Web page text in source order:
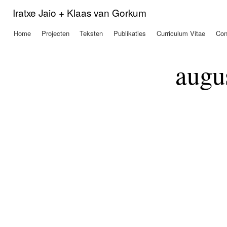
Iratxe Jaio + Klaas van Gorkum
Hoofdmenu
Home Projecten Teksten Publikaties Curriculum Vitae